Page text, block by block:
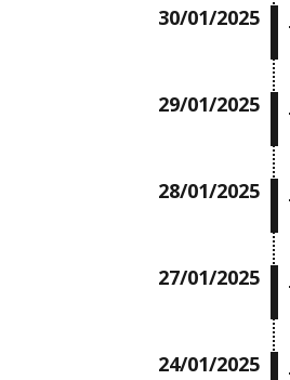
30/01/2025
29/01/2025
28/01/2025
27/01/2025
24/01/2025